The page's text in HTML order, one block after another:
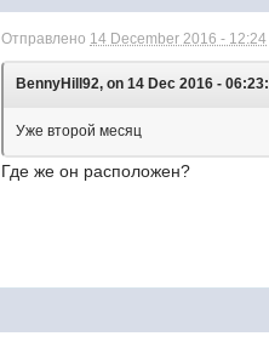
Отправлено 14 December 2016 - 12:24
BennyHill92, on 14 Dec 2016 - 06:23:
Уже второй месяц
Где же он расположен?